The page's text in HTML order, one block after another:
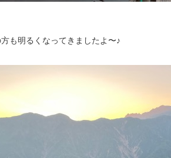
も明るくなってきましたよ〜♪